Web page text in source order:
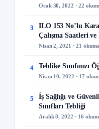
Ocak 30, 2022 · 22
3
ILO 153 No’lu
Çalışma Saatleri
Sözleşme
Nisan 2, 2021 · 21 okuma
4 Tehlike Sınıfınızı
Nisan 10, 2022 · 17
5
İş Sağlığı ve
Sınıfları Tebliği
Aralık 8, 2022 · 16